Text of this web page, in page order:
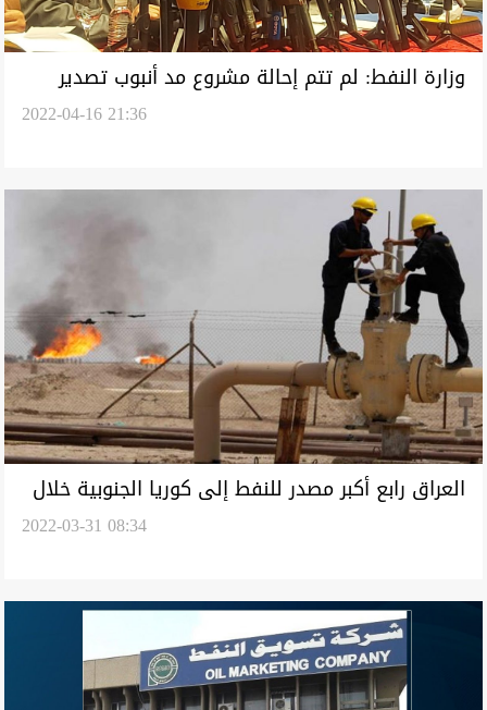
وزارة النفط: لم تتم إحالة مشروع مد أنبوب تصدير
2022-04-16 21:36
العراق رابع أكبر مصدر للنفط إلى كوريا الجنوبية خلال
2022-03-31 08:34